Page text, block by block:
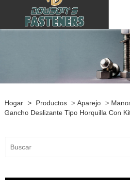
Hogar > Productos > Aparejo >
Gancho Deslizante Tipo Horquilla Con